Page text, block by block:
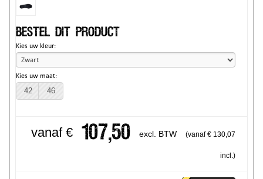
Bestel dit product
Kies uw kleur:
Kies uw maat:
42 46
vanaf € 107,50 excl. BTW (vanaf € 130,07
incl.)